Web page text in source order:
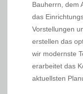
Bauherrn, dem
das
Vorstellungen
erstellen das
wir modernste
erarbeitet das
aktuellsten